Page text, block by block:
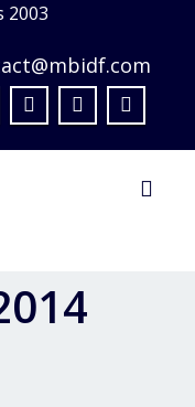
2003